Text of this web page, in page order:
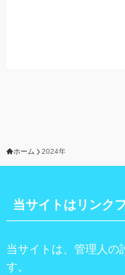
ホーム 2024年
当サイトはリンク
当サイトは、管理人の
す。